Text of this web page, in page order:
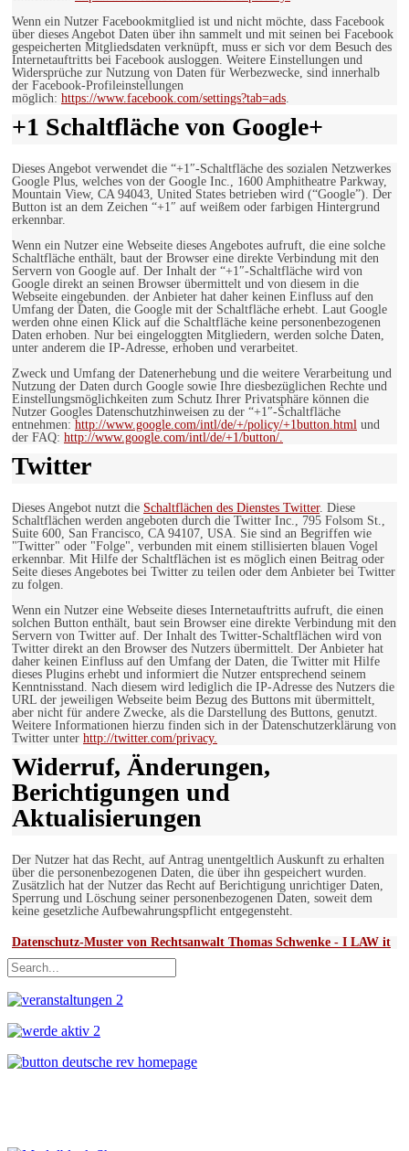
Wenn ein Nutzer Facebookmitglied ist und nicht möchte, dass Facebook
über dieses Angebot Daten über ihn sammelt und mit seinen bei Facebook
gespeicherten Mitgliedsdaten verknüpft, muss er sich vor dem Besuch des
Internetauftritts bei Facebook ausloggen. Weitere Einstellungen und
Widersprüche zur Nutzung von Daten für Werbezwecke, sind innerhalb
der Facebook-Profileinstellungen
möglich: https://www.facebook.com/settings?tab=ads.
+1 Schaltfläche von Google+
Dieses Angebot verwendet die “+1″-Schaltfläche des sozialen Netzwerkes
Google Plus, welches von der Google Inc., 1600 Amphitheatre Parkway,
Mountain View, CA 94043, United States betrieben wird (“Google”). Der
Button ist an dem Zeichen “+1″ auf weißem oder farbigen Hintergrund
erkennbar.
Wenn ein Nutzer eine Webseite dieses Angebotes aufruft, die eine solche
Schaltfläche enthält, baut der Browser eine direkte Verbindung mit den
Servern von Google auf. Der Inhalt der “+1″-Schaltfläche wird von
Google direkt an seinen Browser übermittelt und von diesem in die
Webseite eingebunden. der Anbieter hat daher keinen Einfluss auf den
Umfang der Daten, die Google mit der Schaltfläche erhebt. Laut Google
werden ohne einen Klick auf die Schaltfläche keine personenbezogenen
Daten erhoben. Nur bei eingeloggten Mitgliedern, werden solche Daten,
unter anderem die IP-Adresse, erhoben und verarbeitet.
Zweck und Umfang der Datenerhebung und die weitere Verarbeitung und
Nutzung der Daten durch Google sowie Ihre diesbezüglichen Rechte und
Einstellungsmöglichkeiten zum Schutz Ihrer Privatsphäre können die
Nutzer Googles Datenschutzhinweisen zu der “+1″-Schaltfläche
entnehmen: http://www.google.com/intl/de/+/policy/+1button.html und
der FAQ: http://www.google.com/intl/de/+1/button/.
Twitter
Dieses Angebot nutzt die Schaltflächen des Dienstes Twitter. Diese
Schaltflächen werden angeboten durch die Twitter Inc., 795 Folsom St.,
Suite 600, San Francisco, CA 94107, USA. Sie sind an Begriffen wie
"Twitter" oder "Folge", verbunden mit einem stillisierten blauen Vogel
erkennbar. Mit Hilfe der Schaltflächen ist es möglich einen Beitrag oder
Seite dieses Angebotes bei Twitter zu teilen oder dem Anbieter bei Twitter
zu folgen.
Wenn ein Nutzer eine Webseite dieses Internetauftritts aufruft, die einen
solchen Button enthält, baut sein Browser eine direkte Verbindung mit den
Servern von Twitter auf. Der Inhalt des Twitter-Schaltflächen wird von
Twitter direkt an den Browser des Nutzers übermittelt. Der Anbieter hat
daher keinen Einfluss auf den Umfang der Daten, die Twitter mit Hilfe
dieses Plugins erhebt und informiert die Nutzer entsprechend seinem
Kenntnisstand. Nach diesem wird lediglich die IP-Adresse des Nutzers die
URL der jeweiligen Webseite beim Bezug des Buttons mit übermittelt,
aber nicht für andere Zwecke, als die Darstellung des Buttons, genutzt.
Weitere Informationen hierzu finden sich in der Datenschutzerklärung von
Twitter unter http://twitter.com/privacy.
Widerruf, Änderungen,
Berichtigungen und
Aktualisierungen
Der Nutzer hat das Recht, auf Antrag unentgeltlich Auskunft zu erhalten
über die personenbezogenen Daten, die über ihn gespeichert wurden.
Zusätzlich hat der Nutzer das Recht auf Berichtigung unrichtiger Daten,
Sperrung und Löschung seiner personenbezogenen Daten, soweit dem
keine gesetzliche Aufbewahrungspflicht entgegensteht.
Datenschutz-Muster von Rechtsanwalt Thomas Schwenke - I LAW it